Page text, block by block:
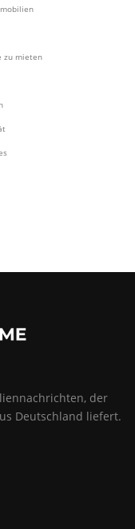
zu mieten
der
Deutschland liefert.